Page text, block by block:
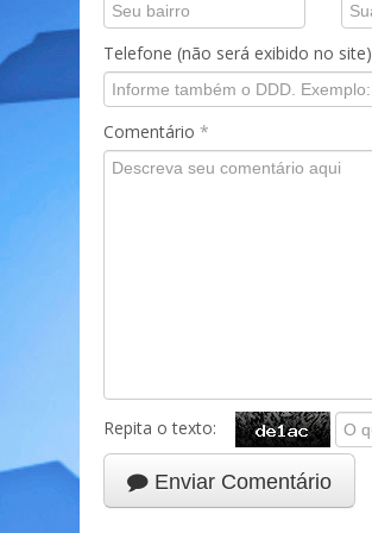
Telefone (não será exibido no site)
Comentário *
Repita o texto:
Enviar Comentário